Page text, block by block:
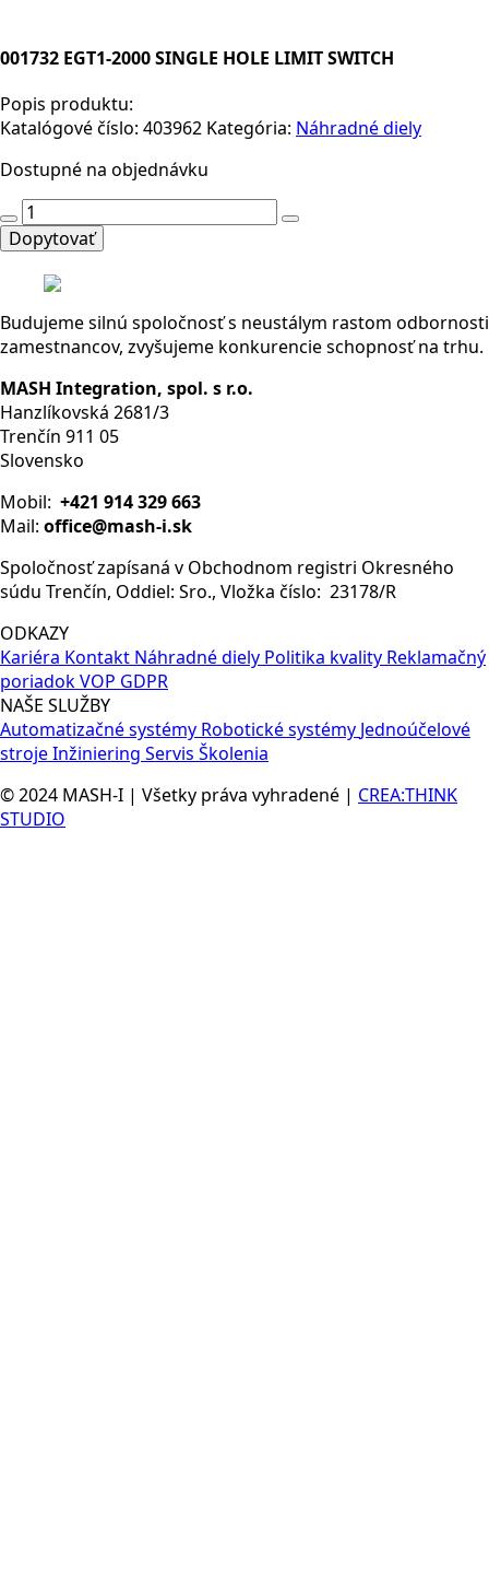
001732 EGT1-2000 SINGLE HOLE LIMIT SWITCH
Popis produktu:
Katalógové číslo: 403962 Kategória: Náhradné diely
Dostupné na objednávku
množstvo
001732
EGT1-
HOLE
LIMIT
SWITCH
Dopytovať
Budujeme silnú spoločnosť s neustálym rastom odbornosti
zamestnancov, zvyšujeme konkurencie schopnosť na trhu.
MASH Integration, spol. s r.o.
Hanzlíkovská 2681/3
Trenčín 911 05
Slovensko
Mobil: +421 914 329 663
Mail: office@mash-i.sk
Spoločnosť zapísaná v Obchodnom registri Okresného
súdu Trenčín, Oddiel: Sro., Vložka číslo: 23178/R
ODKAZY
Kariéra Kontakt Náhradné diely Politika kvality Reklamačný
poriadokVOP GDPR
NAŠE SLUŽBY
Automatizačné systémy Robotické systémy Jednoúčelové
strojeInžiniering Servis Školenia
© 2024 MASH-I | Všetky práva vyhradené | CREA:THINK
STUDIO